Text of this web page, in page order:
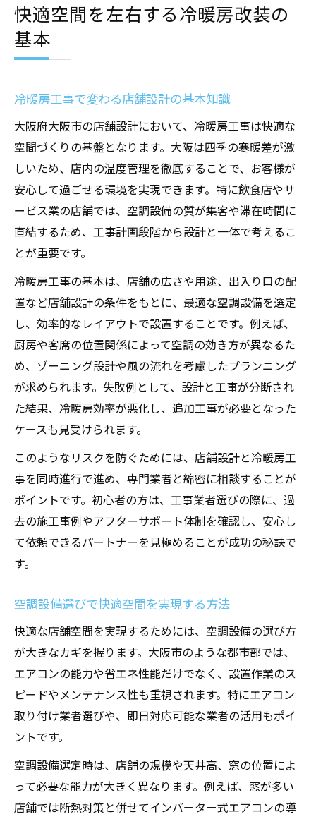
大阪市で空調設備工事を成功に導くコツ
エアコン取り付け即日対応店の選び方のコ
冷暖房工事で店舗設計が快適になる理由
空調設備工事の事例から学ぶ成功ポイント
店舗設計に求められる空調工事の知識
店舗設計で重視すべき冷暖房工事の視点
空調設備配置が店舗設計に与える影響
冷暖房工事と空調設備メンテナンスの重要
性
エアコン専門店が提案する設計の工夫例
快適さを支える店舗設計と空調工事のコツ
冷暖房工事を検討するなら事前の準備が肝心
冷暖房工事前に行う空調設備の現状確認
店舗設計と空調設備見積もりのポイント
エアコン 穴あけ工事で失敗しない準備方法
空調設備工事依頼時の確認事項まとめ
冷暖房工事前の店舗設計イメージ作成術
空調設備選びで理想を形にする設計ポイント
店舗設計に最適な空調設備選びのコツ
冷暖房工事と連動した設備設計の基本
快適さを追求した冷暖房改装の実践例
冷暖房工事による店舗空間の変化事例
空調設備工事が生んだ快適空間の実例
大阪エアコン専門店の実践ポイント紹介
空調設備選定と工事の成功事例を解説
快適空間を左右する冷暖房改装の
基本
冷暖房工事で変わる店舗設計の基本知識
大阪府大阪市の店舗設計において、冷暖房工事は快適な
空間づくりの基盤となります。大阪は四季の寒暖差が激
しいため、店内の温度管理を徹底することで、お客様が
安心して過ごせる環境を実現できます。特に飲食店やサ
ービス業の店舗では、空調設備の質が集客や滞在時間に
直結するため、工事計画段階から設計と一体で考えるこ
とが重要です。
冷暖房工事の基本は、店舗の広さや用途、出入り口の配
置など店舗設計の条件をもとに、最適な空調設備を選定
し、効率的なレイアウトで設置することです。例えば、
厨房や客席の位置関係によって空調の効き方が異なるた
め、ゾーニング設計や風の流れを考慮したプランニング
が求められます。失敗例として、設計と工事が分断され
た結果、冷暖房効率が悪化し、追加工事が必要となった
ケースも見受けられます。
このようなリスクを防ぐためには、店舗設計と冷暖房工
事を同時進行で進め、専門業者と綿密に相談することが
ポイントです。初心者の方は、工事業者選びの際に、過
去の施工事例やアフターサポート体制を確認し、安心し
て依頼できるパートナーを見極めることが成功の秘訣で
す。
空調設備選びで快適空間を実現する方法
快適な店舗空間を実現するためには、空調設備の選び方
が大きなカギを握ります。大阪市のような都市部では、
エアコンの能力や省エネ性能だけでなく、設置作業のス
ピードやメンテナンス性も重視されます。特にエアコン
取り付け業者選びや、即日対応可能な業者の活用もポイ
ントです。
空調設備選定時は、店舗の規模や天井高、窓の位置によ
って必要な能力が大きく異なります。例えば、窓が多い
店舗では断熱対策と併せてインバーター式エアコンの導